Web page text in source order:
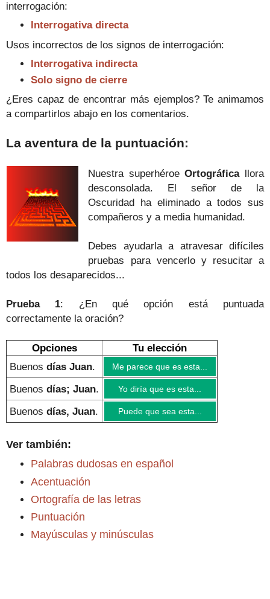
interrogación:
Interrogativa directa
Usos incorrectos de los signos de interrogación:
Interrogativa indirecta
Solo signo de cierre
¿Eres capaz de encontrar más ejemplos? Te animamos
a compartirlos abajo en los comentarios.
La aventura de la puntuación:
Nuestra superhéroeOrtográficallora
desconsolada. El señor de la
Oscuridad ha eliminado a todos sus
compañeros y a media humanidad.
Debes ayudarla a atravesar difíciles
pruebas para vencerlo y resucitar a
todos los desaparecidos...
Prueba 1: ¿En qué opción está puntuada
correctamente la oración?
Opciones
Tu elección
Buenos días Juan. Me parece que es esta...
Buenos días; Juan. Yo diría que es esta...
Buenos días, Juan. Puede que sea esta...
Ver también:
Palabras dudosas en español
Acentuación
Ortografía de las letras
Puntuación
Mayúsculas y minúsculas